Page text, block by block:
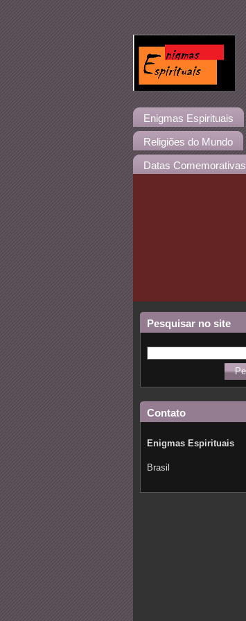
Enigmas Espirituais
Religiões do Mundo
Datas Comemorativas
Pesquisar no site
Contato
Enigmas Espirituais
Brasil